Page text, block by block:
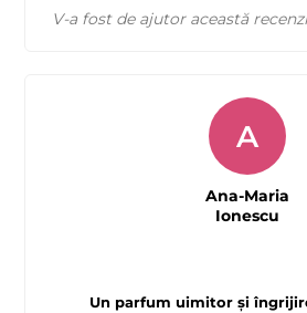
V-a fost de ajutor această
Un parfum uimitor și
A
Ana-Maria
Ionescu